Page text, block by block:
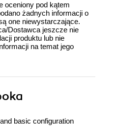
oceniony pod kątem
żadnych informacji o
one niewystarczające.
Dostawca jeszcze nie
produktu lub nie
na temat jego
basic configuration